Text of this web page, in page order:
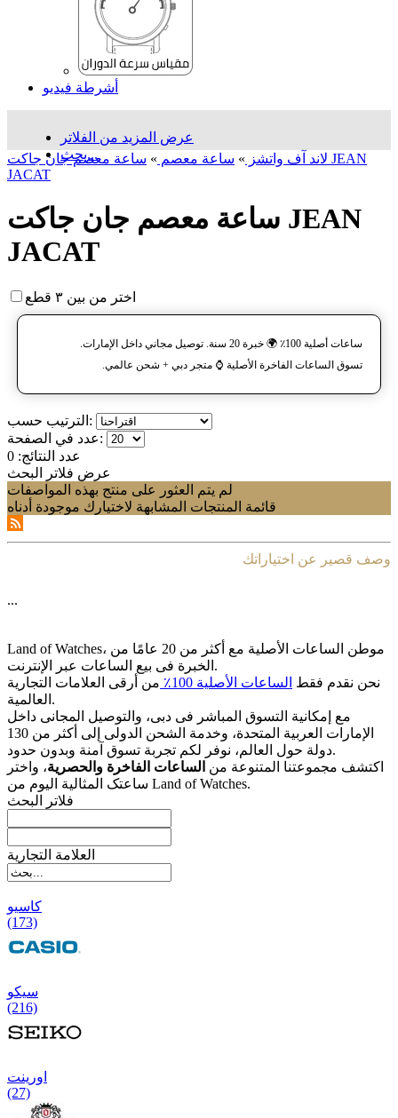
أشرطة فيديو
عرض المزيد من الفلاتر
بحث...
لاند آف واتشز » ساعة معصم » ساعة معصم جان جاکت JEAN
JACAT
ساعة معصم جان جاکت JEAN
JACAT
اختر من بين ٣ قطع
ساعات أصلية 100٪ 🌍 خبرة 20 سنة. توصيل مجاني داخل الإمارات.
تسوق الساعات الفاخرة الأصلية ⌚️ متجر دبي + شحن عالمي.
الترتيب حسب:
عدد في الصفحة:
عدد النتائج: 0
عرض فلاتر البحث
لم يتم العثور على منتج بهذه المواصفات
قائمة المنتجات المشابهة لاختيارك موجودة أدناه
وصف قصير عن اختياراتك
...
Land of Watches، موطن الساعات الأصلیة مع أکثر من 20 عامًا من
الخبرة فی بیع الساعات عبر الإنترنت.
نحن نقدم فقط الساعات الأصلیة 100٪
من أرقى العلامات التجاریة
العالمیة.
مع إمکانیة التسوق المباشر فی دبی، والتوصیل المجانی داخل
الإمارات العربیة المتحدة، وخدمة الشحن الدولی إلى أکثر من 130
دولة حول العالم، نوفر لکم تجربة تسوق آمنة وبدون حدود.
اکتشف مجموعتنا المتنوعة من الساعات الفاخرة والحصریة، واختر
ساعتک المثالیة الیوم من Land of Watches.
فلاتر البحث
العلامة التجارية
کاسیو
(173)
سیکو
(216)
اورینت
(27)